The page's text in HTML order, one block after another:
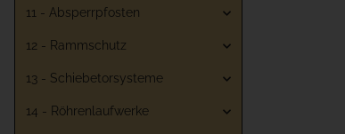
11 - Absperrpfosten
12 - Rammschutz
13 - Schiebetorsysteme
14 - Röhrenlaufwerke